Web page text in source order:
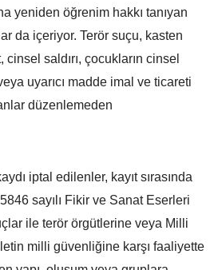
yeniden öğrenim hakkı tanıyan
da içeriyor. Terör suçu, kasten
saldırı, çocukların cinsel
uyarıcı madde imal ve ticareti
düzenlemeden
iptal edilenler, kayıt sırasında
sayılı Fikir ve Sanat Eserleri
ile terör örgütlerine veya Milli
milli güvenliğine karşı faaliyette